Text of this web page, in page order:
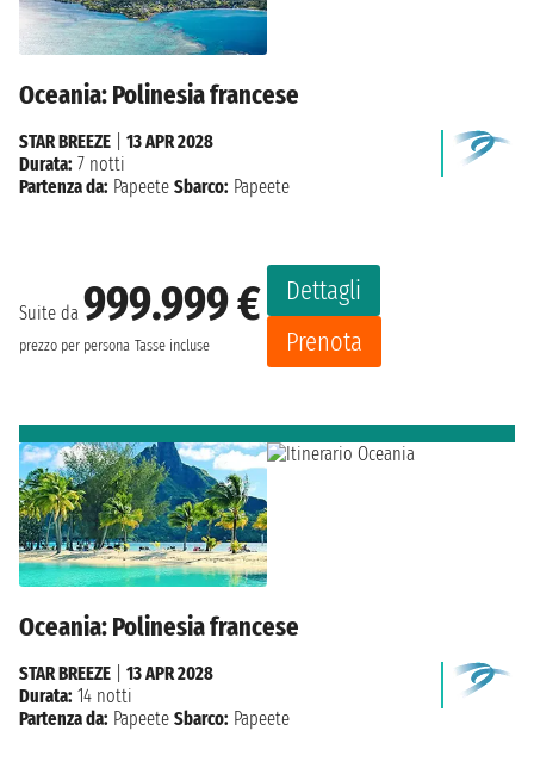
Oceania: Polinesia francese
Suite da 999.999 €
prezzo per persona Tasse incluse
Dettagli
Prenota
STAR BREEZE
13 APR 2028
Durata: 7 notti
Partenza da: Papeete Sbarco: Papeete
Oceania: Polinesia francese
STAR BREEZE
13 APR 2028
Durata: 14 notti
Partenza da: Papeete Sbarco: Papeete